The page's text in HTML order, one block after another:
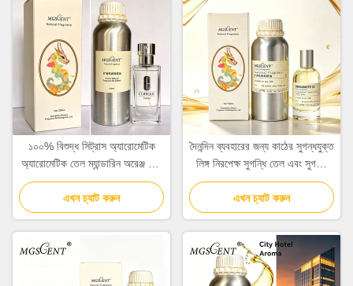
১০০% বিশুদ্ধ সিট্রাস অ্যারোমেটিক
অ্যারোমেটিক তেল ম্যান্ডারিন অরেঞ্জ এবং
সিডার নোট সহ পুরুষদের জন্য
এখন চ্যাট করুন
দৈনন্দিন ব্যবহারের জন্য কাঠের সুগন্ধযুক্ত
লিঙ্গ নিরপেক্ষ সুগন্ধি তেল এবং সুগন্ধি
তেল
এখন চ্যাট করুন